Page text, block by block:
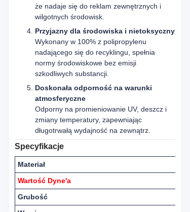
że nadaje się do reklam zewnętrznych i
wilgotnych środowisk.
Przyjazny dla środowiska i nietoksyczny
Wykonany w 100% z polipropylenu
nadającego się do recyklingu, spełnia
normy środowiskowe bez emisji
szkodliwych substancji.
Doskonała odporność na warunki
atmosferyczne
Odporny na promieniowanie UV, deszcz i
zmiany temperatury, zapewniając
długotrwałą wydajność na zewnątrz.
Specyfikacje
Materiał
Wartość Dyne'a
Grubość